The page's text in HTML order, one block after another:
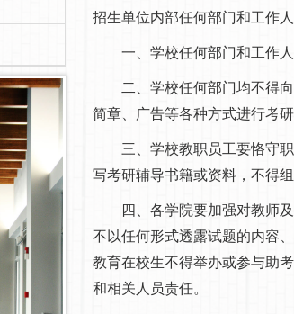
招生单位内部任何部门和工作
一、学校任何部门和工作人
二、学校任何部门均不得向
简章、广告等各种方式进行考
三、学校教职员工要恪守职
写考研辅导书籍或资料，不得
四、各学院要加强对教师及
不以任何形式透露试题的内容
教育在校生不得举办或参与助
和相关人员责任。